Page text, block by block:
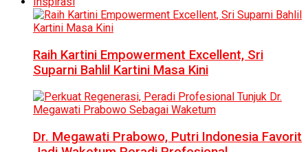
Raih Kartini Empowerment Excellent, Sri
Suparni Bahlil Kartini Masa Kini
Dr. Megawati Prabowo, Putri Indonesia Favorit